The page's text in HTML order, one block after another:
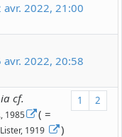
avr. 2022, 21:00
avr. 2022, 20:58
1 2
cf.
1985
( =
1919
)